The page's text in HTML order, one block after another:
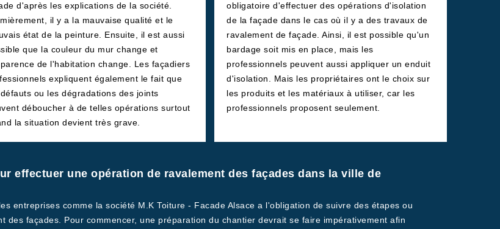
d'après les explications de la société.
il y a la mauvaise qualité et le
état de la peinture. Ensuite, il est aussi
que la couleur du mur change et
de l'habitation change. Les façadiers
expliquent également le fait que
ou les dégradations des joints
déboucher à de telles opérations surtout
la situation devient très grave.
obligatoire d'effectuer des opérations d'isolation
de la façade dans le cas où il y a des travaux de
ravalement de façade. Ainsi, il est possible qu'un
bardage soit mis en place, mais les
professionnels peuvent aussi appliquer un enduit
d'isolation. Mais les propriétaires ont le choix sur
les produits et les matériaux à utiliser, car les
professionnels proposent seulement.
effectuer une opération de ravalement des façades dans la ville de
entreprises comme la société M.K Toiture - Facade Alsace a l'obligation de suivre des étapes ou
des façades. Pour commencer, une préparation du chantier devrait se faire impérativement afin